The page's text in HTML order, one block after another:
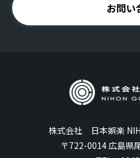
お問い
株式会社 日本娯楽
〒722-0014 広島県